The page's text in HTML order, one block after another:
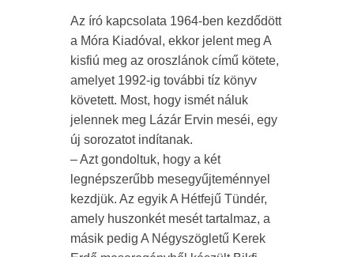
Az író kapcsolata 1964-ben kezdődött
a Móra Kiadóval, ekkor jelent meg A
kisfiú meg az oroszlánok című kötete,
amelyet 1992-ig további tíz könyv
követett. Most, hogy ismét náluk
jelennek meg Lázár Ervin meséi, egy
új sorozatot indítanak.
– Azt gondoltuk, hogy a két
legnépszerűbb mesegyűjteménnyel
kezdjük. Az egyik A Hétfejű Tündér,
amely huszonkét mesét tartalmaz, a
másik pedig A Négyszögletű Kerek